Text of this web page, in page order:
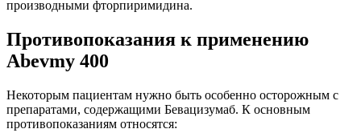
производными фторпиримидина.
Противопоказания к применению
Abevmy 400
Некоторым пациентам нужно быть особенно осторожным с
препаратами, содержащими Бевацизумаб. К основным
противопоказаниям относятся: